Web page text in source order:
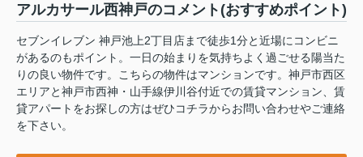
アルカサール西神戸のコメント(おすすめポイント)
セブンイレブン 神戸池上2丁目店まで徒歩1分と近場にコンビニ
があるのもポイント。一日の始まりを気持ちよく過ごせる陽当た
りの良い物件です。こちらの物件はマンションです。神戸市西区
エリアと神戸市西神・山手線伊川谷付近での賃貸マンション、賃
貸アパートをお探しの方はぜひコチラからお問い合わせやご連絡
を下さい。